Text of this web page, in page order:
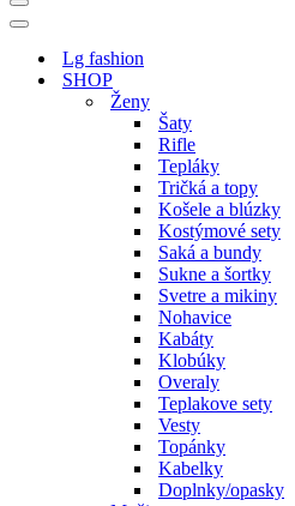
Menu
navigácie
Menu
navigácieLg fashion
SHOP
Ženy
Šaty
Rifle
Tepláky
Tričká a topy
Košele a blúzky
Kostýmové sety
Saká a bundy
Sukne a šortky
Svetre a mikiny
Nohavice
Kabáty
Klobúky
Overaly
Teplakove sety
Vesty
Topánky
Kabelky
Doplnky/opasky